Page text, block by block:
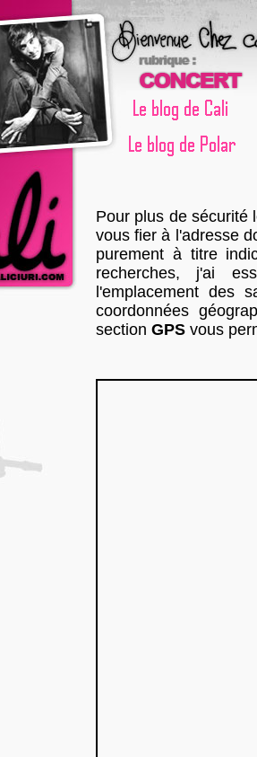
Pour plus de sécurité
vous fier à l'adresse
purement à titre
recherches, j'ai
l'emplacement des
coordonnées
section GPS vous